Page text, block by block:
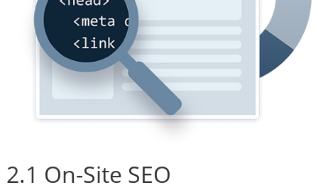
2.1 On-Site SEO